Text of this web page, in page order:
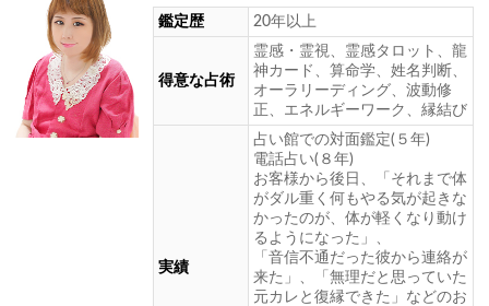
鑑定歴 20年以上
得意な占術
霊感・霊視、霊感タロット、龍
神カード、算命学、姓名判断、
オーラリーディング、波動修
正、エネルギーワーク、縁結び
実績
占い館での対面鑑定(５年)
電話占い(８年)
お客様から後日、「それまで体
がダル重く何もやる気が起きな
かったのが、体が軽くなり動け
るようになった」、
「音信不通だった彼から連絡が
来た」、「無理だと思っていた
元カレと復縁できた」などのお